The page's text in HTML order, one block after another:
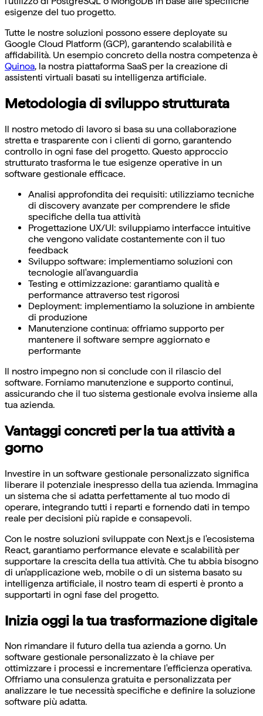
esigenze del tuo progetto.
Tutte le nostre soluzioni possono essere deployate su
Google Cloud Platform (GCP), garantendo scalabilità e
affidabilità. Un esempio concreto della nostra competenza è
Quinoa, la nostra piattaforma SaaS per la creazione di
assistenti virtuali basati su intelligenza artificiale.
Metodologia di sviluppo strutturata
Il nostro metodo di lavoro si basa su una collaborazione
stretta e trasparente con i clienti di gorno, garantendo
controllo in ogni fase del progetto. Questo approccio
strutturato trasforma le tue esigenze operative in un
software gestionale efficace.
Analisi approfondita dei requisiti: utilizziamo tecniche
di discovery avanzate per comprendere le sfide
specifiche della tua attività
Progettazione UX/UI: sviluppiamo interfacce intuitive
che vengono validate costantemente con il tuo
feedback
Sviluppo software: implementiamo soluzioni con
tecnologie all'avanguardia
Testing e ottimizzazione: garantiamo qualità e
performance attraverso test rigorosi
Deployment: implementiamo la soluzione in ambiente
di produzione
Manutenzione continua: offriamo supporto per
mantenere il software sempre aggiornato e
performante
Il nostro impegno non si conclude con il rilascio del
software. Forniamo manutenzione e supporto continui,
assicurando che il tuo sistema gestionale evolva insieme alla
tua azienda.
Vantaggi concreti per la tua attività a
gorno
Investire in un software gestionale personalizzato significa
liberare il potenziale inespresso della tua azienda. Immagina
un sistema che si adatta perfettamente al tuo modo di
operare, integrando tutti i reparti e fornendo dati in tempo
reale per decisioni più rapide e consapevoli.
Con le nostre soluzioni sviluppate con Next.js e l'ecosistema
React, garantiamo performance elevate e scalabilità per
supportare la crescita della tua attività. Che tu abbia bisogno
di un'applicazione web, mobile o di un sistema basato su
intelligenza artificiale, il nostro team di esperti è pronto a
supportarti in ogni fase del progetto.
Inizia oggi la tua trasformazione digitale
Non rimandare il futuro della tua azienda a gorno. Un
software gestionale personalizzato è la chiave per
ottimizzare i processi e incrementare l'efficienza operativa.
Offriamo una consulenza gratuita e personalizzata per
analizzare le tue necessità specifiche e definire la soluzione
software più adatta.